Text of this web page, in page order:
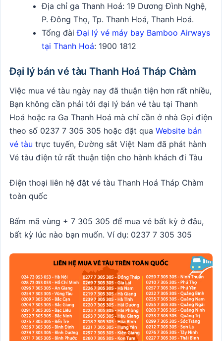
Địa chỉ ga Thanh Hoá: 19 Dương Đình Nghệ,
P. Đông Thọ, Tp. Thanh Hoá, Thanh Hoá.
Tổng đàiĐại lý vé máy bay Bamboo Airways
tại Thanh Hoá: 1900 1812
Đại lý bán vé tàu Thanh Hoá Tháp Chàm
Việc mua vé tàu ngày nay đã thuận tiện hơn rất nhiều,
Bạn không cần phải tới đại lý bán vé tàu tại Thanh
Hoá hoặc ra Ga Thanh Hoá mà chỉ cần ở nhà Gọi điện
theo số 0237 7 305 305 hoặc đặt qua Website bán
vé tàu trực tuyến, Đường sắt Việt Nam đã phát hành
Vé tàu điện tử rất thuận tiện cho hành khách đi Tàu
Điện thoại liên hệ đặt vé tàu Thanh Hoá Tháp Chàm
toàn quốc
Bấm mã vùng + 7 305 305 để mua vé bất kỳ ở đâu,
bất kỳ lúc nào bạn muốn. Ví dụ: 0237 7 305 305